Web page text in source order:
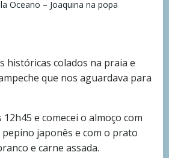
Oceano – Joaquina na popa
históricas colados na praia e
que nos aguardava para
e comecei o almoço com
japonês e com o prato
e carne assada.